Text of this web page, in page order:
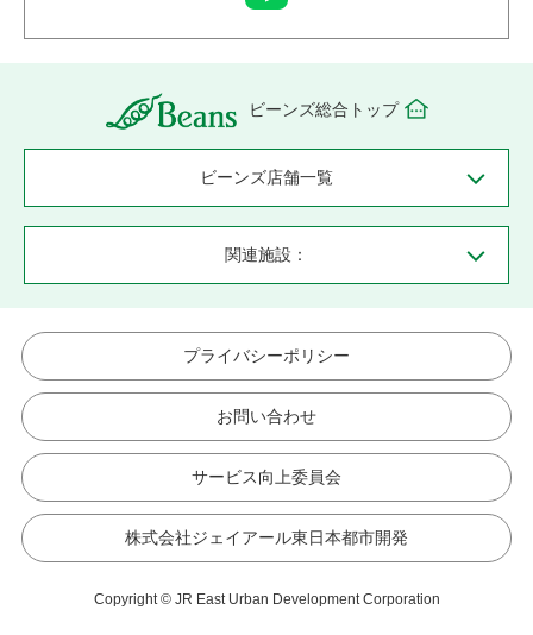
ビーンズ総合トップ
ビーンズ店舗一覧
関連施設：
プライバシーポリシー
お問い合わせ
サービス向上委員会
株式会社ジェイアール東日本都市開発
Copyright © JR East Urban Development Corporation